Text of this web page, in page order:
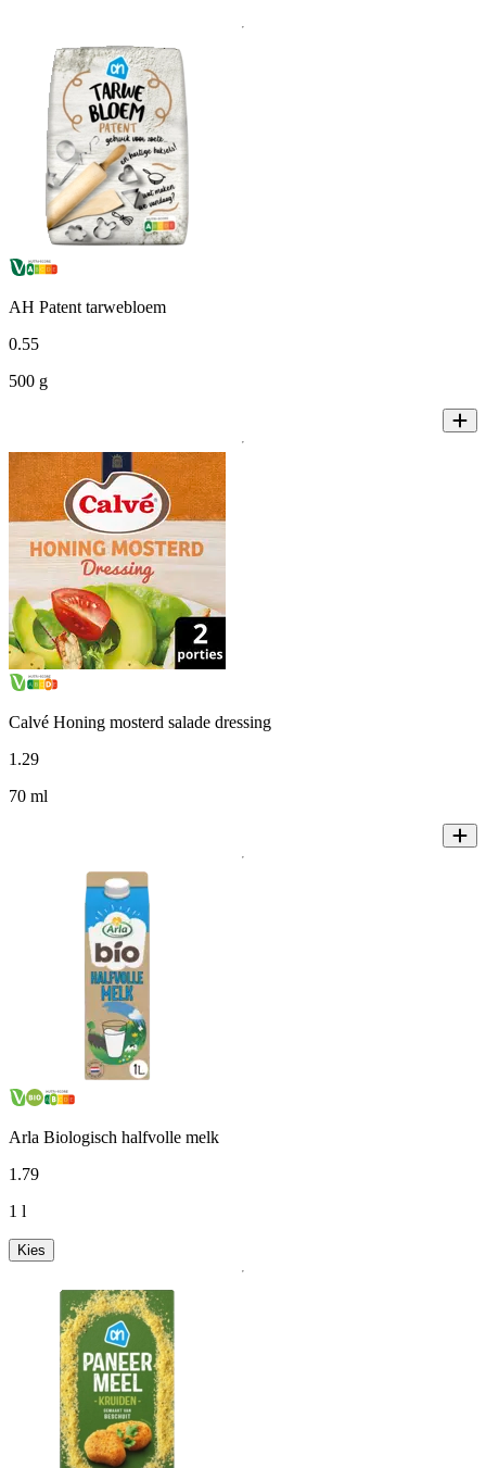
AH Patent tarwebloem
0.55
500 g
Calvé Honing mosterd salade dressing
1 .29
70 ml
Arla Biologisch halfvolle melk
1 .79
1 l
Kies